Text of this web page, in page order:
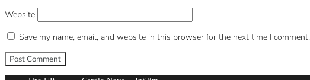
Website
Save my name, email, and website in this browser for the next time I comment.